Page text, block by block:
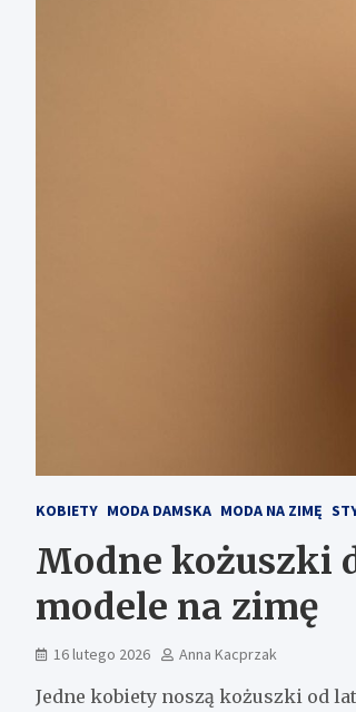
KOBIETY MODA DAMSKA MODA NA ZIMĘ
Modne kożuszki
modele na zimę
16 lutego 2026 Anna Kacprzak
Jedne kobiety noszą kożuszki od